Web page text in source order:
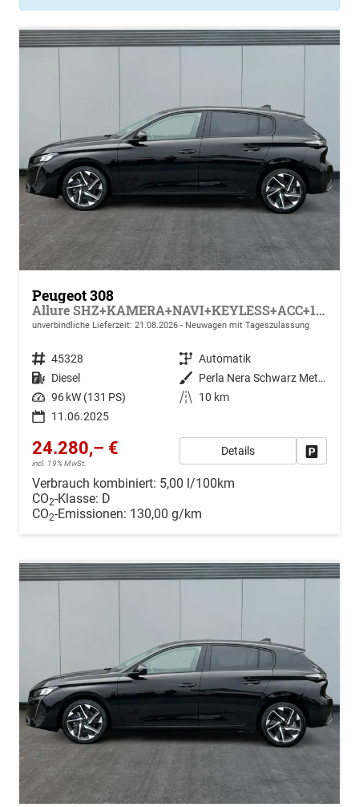
Peugeot 308
Allure SHZ+KAMERA+NAVI+KEYLESS+ACC+17 LM
unverbindliche Lieferzeit: 21.08.2026 Neuwagen mit Tageszulassung
Fahrzeugnr. 45328 Getriebe Automatik
Kraftstoff Diesel Außenfarbe
Perla Nera Schwarz Metallic
Leistung 96 kW (131 PS) Kilometerstand
10 km
11.06.2025
24.280,– €
incl. 19% MwSt.
Details
Verbrauch kombiniert: 5,00 l/100km
CO2-Klasse: D
CO2-Emissionen: 130,00 g/km